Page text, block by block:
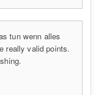
tun wenn alles
really valid points.